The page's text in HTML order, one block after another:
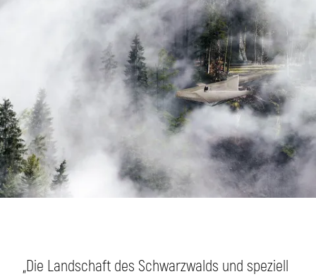
„Die Landschaft des Schwarzwalds und speziell